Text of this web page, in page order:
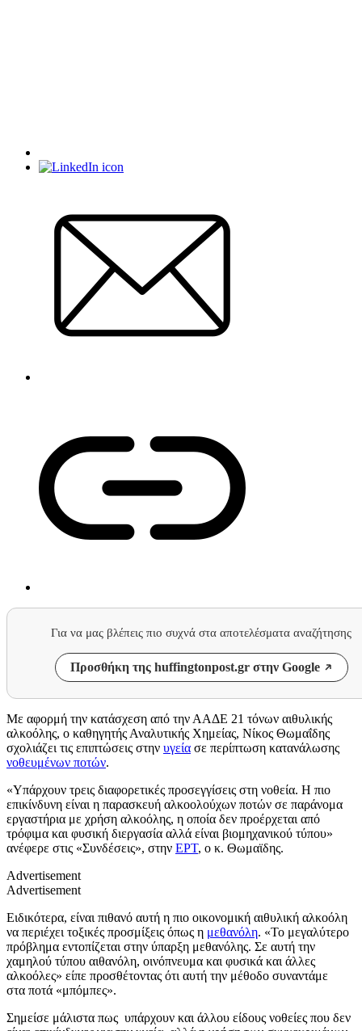
Για να μας βλέπεις πιο συχνά στα αποτελέσματα αναζήτησης
Προσθήκη της huffingtonpost.gr στην Google
Με αφορμή την κατάσχεση από την ΑΑΔΕ 21 τόνων αιθυλικής
αλκοόλης, ο καθηγητής Αναλυτικής Χημείας, Νίκος Θωμαΐδης
σχολιάζει τις επιπτώσεις στην υγεία σε περίπτωση κατανάλωσης
νοθευμένων ποτών.
«Υπάρχουν τρεις διαφορετικές προσεγγίσεις στη νοθεία. Η πιο
επικίνδυνη είναι η παρασκευή αλκοολούχων ποτών σε παράνομα
εργαστήρια με χρήση αλκοόλης, η οποία δεν προέρχεται από
τρόφιμα και φυσική διεργασία αλλά είναι βιομηχανικού τύπου»
ανέφερε στις «Συνδέσεις», στην ΕΡΤ, ο κ. Θωμαϊδης.
Advertisement
Advertisement
Ειδικότερα, είναι πιθανό αυτή η πιο οικονομική αιθυλική αλκοόλη
να περιέχει τοξικές προσμίξεις όπως η μεθανόλη. «Το μεγαλύτερο
πρόβλημα εντοπίζεται στην ύπαρξη μεθανόλης. Σε αυτή την
χαμηλού τύπου αιθανόλη, οινόπνευμα και φυσικά και άλλες
αλκοόλες» είπε προσθέτοντας ότι αυτή την μέθοδο συναντάμε
στα ποτά «μπόμπες».
Σημείσε μάλιστα πως υπάρχουν και άλλου είδους νοθείες που δεν